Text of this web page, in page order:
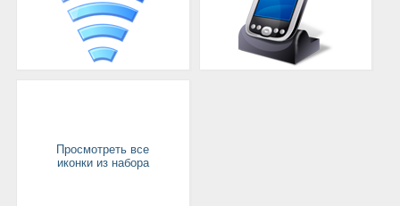
Просмотреть все
иконки из набора